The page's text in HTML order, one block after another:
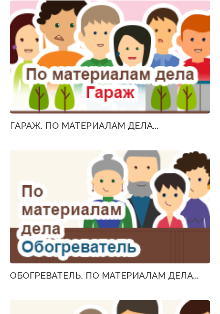
ГАРАЖ. ПО МАТЕРИАЛАМ ДЕЛА...
ОБОГРЕВАТЕЛЬ. ПО МАТЕРИАЛАМ ДЕЛА...